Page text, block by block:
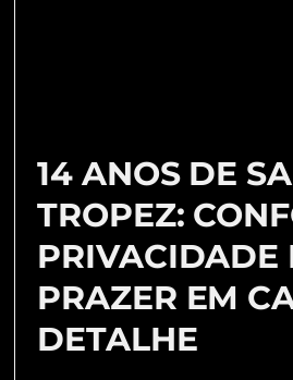
14 ANOS DE
TROPEZ:
PRIVACIDADE
PRAZER EM
DETALHE